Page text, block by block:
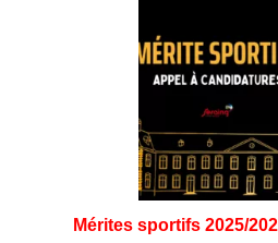
Mérites sportifs 2025/